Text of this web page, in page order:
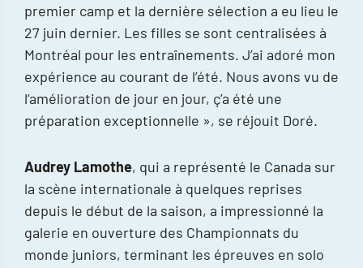
premier camp et la dernière sélection a eu lieu le
27 juin dernier. Les filles se sont centralisées à
Montréal pour les entraînements. J’ai adoré mon
expérience au courant de l’été. Nous avons vu de
l’amélioration de jour en jour, ç’a été une
préparation exceptionnelle », se réjouit Doré.
Audrey Lamothe, qui a représenté le Canada sur
la scène internationale à quelques reprises
depuis le début de la saison, a impressionné la
galerie en ouverture des Championnats du
monde juniors, terminant les épreuves en solo